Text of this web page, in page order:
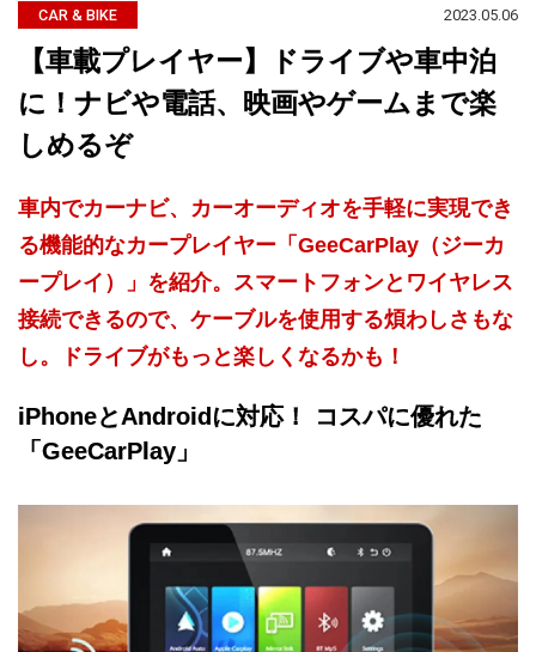
CAR & BIKE 2023.05.06
【車載プレイヤー】ドライブや車中泊
に！ナビや電話、映画やゲームまで楽
しめるぞ
車内でカーナビ、カーオーディオを手軽に実現でき
る機能的なカープレイヤー「GeeCarPlay（ジーカ
ープレイ）」を紹介。スマートフォンとワイヤレス
接続できるので、ケーブルを使用する煩わしさもな
し。ドライブがもっと楽しくなるかも！
iPhoneとAndroidに対応！ コスパに優れた
「GeeCarPlay」